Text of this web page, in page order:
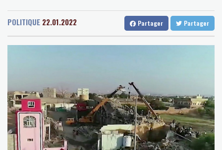
Gabon
36 °C Kamerun
30 °C
Madagascar
17 °C
Congo
34 °C Cayenne
24 °C
Monte-Carlo
30 °C
Léon XIV rencontre de jeunes Européens à Assise
La Corée du Nord a tiré un missile balistique en direction de la
mer du Japon, selon l'armée sud-coréenne
Corse: le FLNC rejette la "mascarade" de l'autonomie et menace
les "envahisseurs" venant vivre sur l'île
Euro de natation: Sjöström, de retour de maternité, continue à 32
ans de défier le temps
Après cinq mois de guerre, des Iraniens forcés à des sacrifices
POLITIQUE 22.01.2022 Partager Partager